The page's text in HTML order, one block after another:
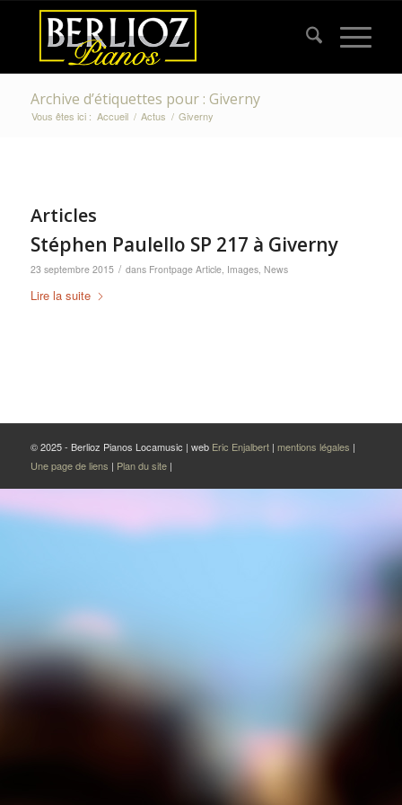
Archive d’étiquettes pour : Giverny
Vous êtes ici : Accueil / Actus / Giverny
Articles
Stéphen Paulello SP 217 à Giverny
23 septembre 2015 / dans Frontpage Article, Images, News
Lire la suite
© 2025 - Berlioz Pianos Locamusic | web Eric Enjalbert| mentions légales |
Une page de liens | Plan du site |